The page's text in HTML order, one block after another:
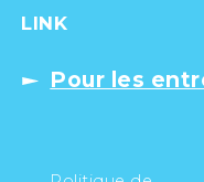
LINK
Pour les